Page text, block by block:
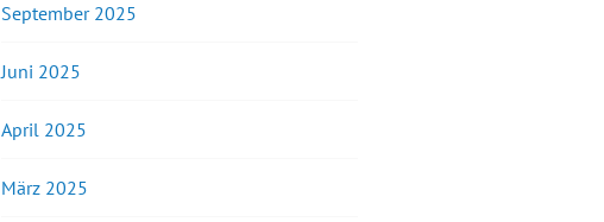
September 2025
Juni 2025
April 2025
März 2025